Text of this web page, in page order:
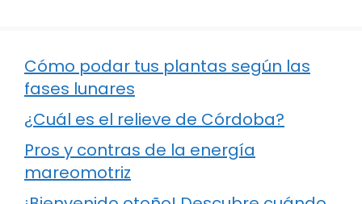
Cómo podar tus plantas según las
fases lunares
¿Cuál es el relieve de Córdoba?
Pros y contras de la energía
mareomotriz